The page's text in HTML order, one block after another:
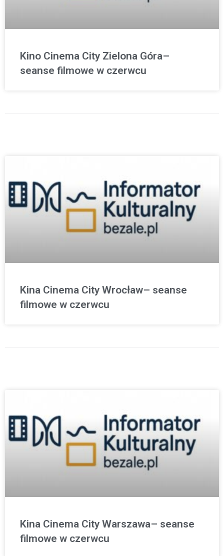
Kino Cinema City Zielona Góra–
seanse filmowe w czerwcu
Kina Cinema City Wrocław– seanse
filmowe w czerwcu
Kina Cinema City Warszawa– seanse
filmowe w czerwcu